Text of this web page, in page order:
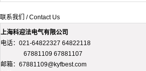
联系我们 / Contact Us
上海科迎法电气有限公司
电话：021-64822327 64822118
67881109 67881107
邮箱：67881109@kyfbest.com